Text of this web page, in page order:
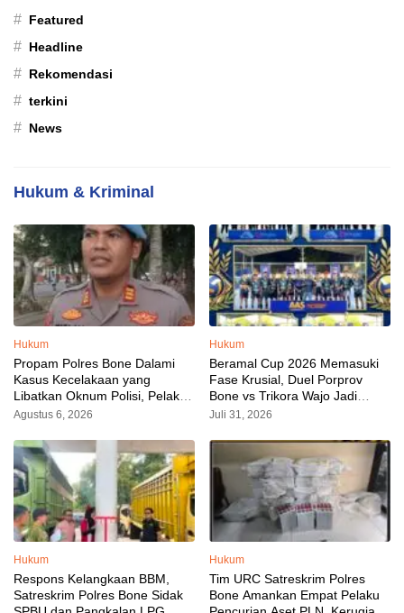
# Featured
# Headline
# Rekomendasi
# terkini
# News
Hukum & Kriminal
Hukum
Propam Polres Bone Dalami
Kasus Kecelakaan yang
Libatkan Oknum Polisi, Pelaku
Sudah Diamankan
Agustus 6, 2026
Hukum
Beramal Cup 2026 Memasuki
Fase Krusial, Duel Porprov
Bone vs Trikora Wajo Jadi
Sorotan Malam Ini
Juli 31, 2026
Hukum
Respons Kelangkaan BBM,
Satreskrim Polres Bone Sidak
Hukum
Tim URC Satreskrim Polres
Bone Amankan Empat Pelaku